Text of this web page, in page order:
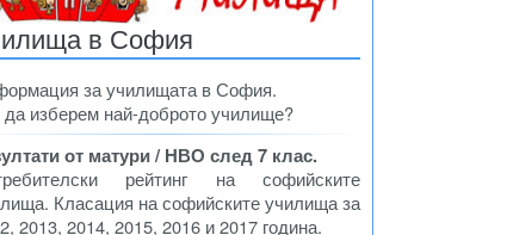
в София
за училищата в София.
да изберем най-доброто училище?
от матури / НВО след 7 клас.
рейтинг на софийските
Класация на софийските училища за
2013, 2014, 2015, 2016 и 2017 година.